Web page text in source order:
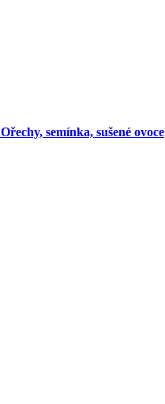
Ořechy, semínka, sušené ovoce